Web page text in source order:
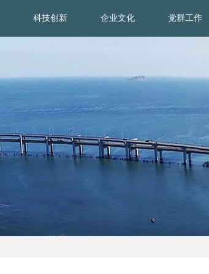
科技创新 企业文化 党群工作